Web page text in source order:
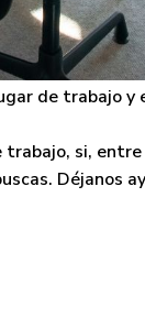
adaptación,
por
de trabajo y
trabajo, si,
Déjanos